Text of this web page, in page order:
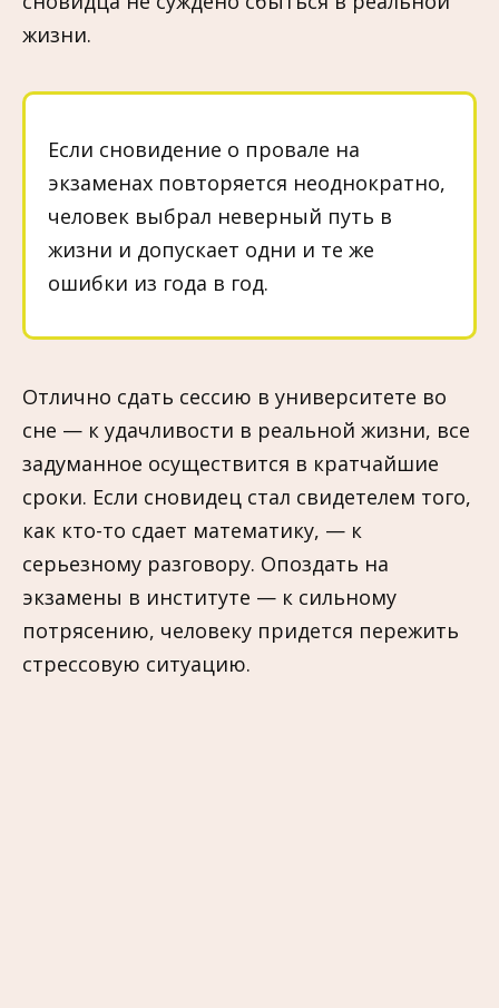
жизни.
Если сновидение о провале на
экзаменах повторяется неоднократно,
человек выбрал неверный путь в
жизни и допускает одни и те же
ошибки из года в год.
Отлично сдать сессию в университете во
сне — к удачливости в реальной жизни, все
задуманное осуществится в кратчайшие
сроки. Если сновидец стал свидетелем того,
как кто-то сдает математику, — к
серьезному разговору. Опоздать на
экзамены в институте — к сильному
потрясению, человеку придется пережить
стрессовую ситуацию.